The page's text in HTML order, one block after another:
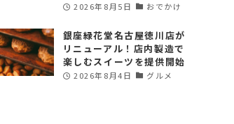
2026年8月5日 おでかけ
銀座緑花堂名古屋徳川店が
リニューアル！店内製造で
楽しむスイーツを提供開始
2026年8月4日 グルメ